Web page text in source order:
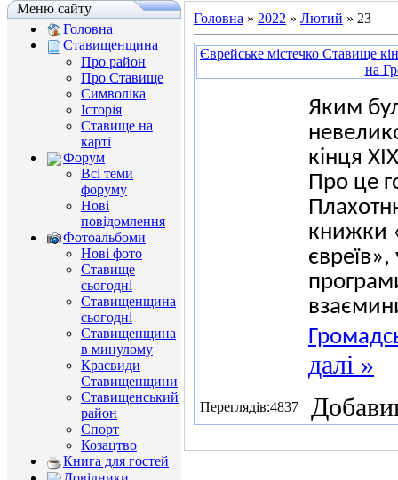
Меню сайту
Головна
Ставищенщина
Про район
Про Ставище
Символіка
Історія
Ставище на
карті
Форум
Всі теми
форуму
Нові
повідомлення
Фотоальбоми
Нові фото
Ставище
сьогодні
Ставищенщина
сьогодні
Ставищенщина
в минулому
Краєвиди
Ставищенщини
Ставищенський
район
Спорт
Козацтво
Книга для гостей
Головна » 2022 » Лютий » 23
Єврейське містечко Ставище
на
Яким
кінця
Про це
книжки
далі »
Переглядів:4837